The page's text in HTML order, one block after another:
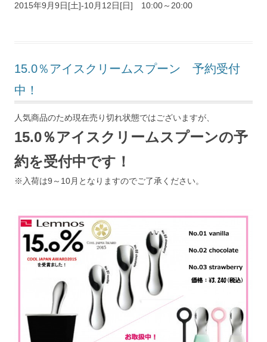
2015年9月9日[土]-10月12日[日] 10:00～20:00
15.0％アイスクリームスプーン 予約受付
中！
人気商品のため現在売り切れ状態ではございますが、
15.0％アイスクリームスプーンの予
約を受付中です！
※入荷は9～10月となりますのでご了承ください。